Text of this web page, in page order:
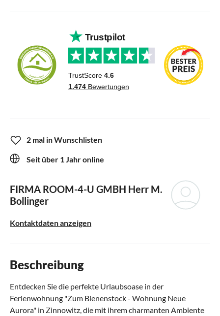
2 mal in Wunschlisten
Seit über 1 Jahr online
FIRMA ROOM-4-U GMBH Herr M.
Bollinger
Kontaktdaten anzeigen
Beschreibung
Entdecken Sie die perfekte Urlaubsoase in der
Ferienwohnung "Zum Bienenstock - Wohnung Neue
Aurora" in Zinnowitz, die mit ihrem charmanten Ambiente